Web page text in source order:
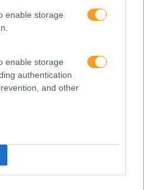
enable storage
enable storage
authentication
and other